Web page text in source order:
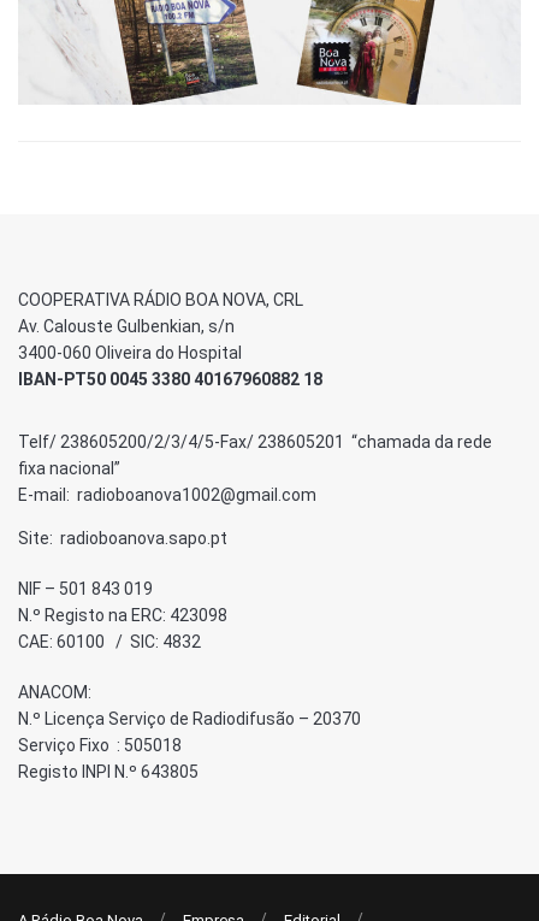
COOPERATIVA RÁDIO BOA NOVA, CRL
Av. Calouste Gulbenkian, s/n
3400-060 Oliveira do Hospital
IBAN-PT50 0045 3380 40167960882 18
Telf/ 238605200/2/3/4/5-Fax/ 238605201 “chamada da rede
fixa nacional”
E-mail: radioboanova1002@gmail.com
Site: radioboanova.sapo.pt
NIF – 501 843 019
N.º Registo na ERC: 423098
CAE: 60100 / SIC: 4832
ANACOM:
N.º Licença Serviço de Radiodifusão – 20370
Serviço Fixo : 505018
Registo INPI N.º 643805